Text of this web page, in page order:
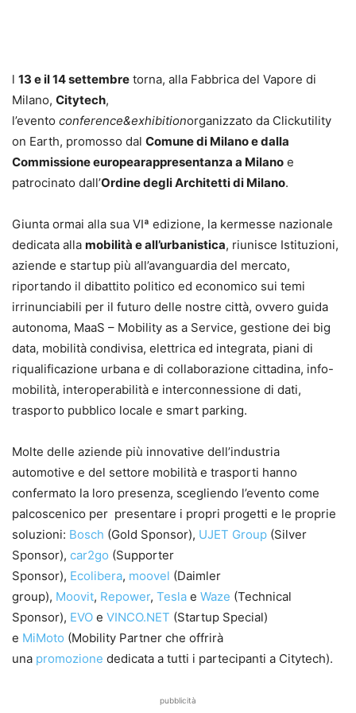
l 13 e il 14 settembre torna, alla Fabbrica del Vapore di
Milano, Citytech,
l’evento conference&exhibitionorganizzato da Clickutility
on Earth, promosso dal Comune di Milano e dalla
Commissione europearappresentanza a Milano e
patrocinato dall’Ordine degli Architetti di Milano.
Giunta ormai alla sua VIª edizione, la kermesse nazionale
dedicata alla mobilità e all’urbanistica, riunisce Istituzioni,
aziende e startup più all’avanguardia del mercato,
riportando il dibattito politico ed economico sui temi
irrinunciabili per il futuro delle nostre città, ovvero guida
autonoma, MaaS – Mobility as a Service, gestione dei big
data, mobilità condivisa, elettrica ed integrata, piani di
riqualificazione urbana e di collaborazione cittadina, info-
mobilità, interoperabilità e interconnessione di dati,
trasporto pubblico locale e smart parking.
Molte delle aziende più innovative dell’industria
automotive e del settore mobilità e trasporti hanno
confermato la loro presenza, scegliendo l’evento come
palcoscenico per presentare i propri progetti e le proprie
soluzioni: Bosch (Gold Sponsor), UJET Group (Silver
Sponsor), car2go (Supporter
Sponsor), Ecolibera, moovel (Daimler
group), Moovit, Repower, Tesla e Waze (Technical
Sponsor), EVO e VINCO.NET (Startup Special)
e MiMoto (Mobility Partner che offrirà
una promozione dedicata a tutti i partecipanti a Citytech).
pubblicità